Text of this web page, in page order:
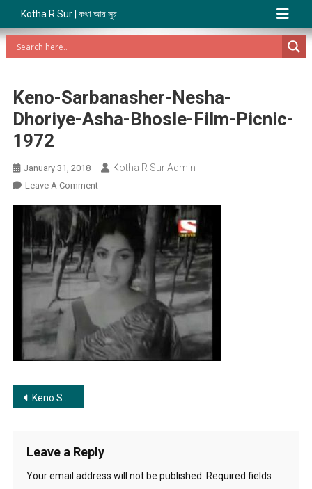
Kotha R Sur | কথা আর সুর
Keno-Sarbanasher-Nesha-
Dhoriye-Asha-Bhosle-Film-Picnic-
1972
January 31, 2018 Kotha R Sur Admin
Leave A CommentOn
Sarbanasher-
Nesha-
Dhoriye-
Bhosle-
1972
Post
Keno Sorbonuser Nesha Dhoria | কেন সর্বনাশের নেশা ধরিয়ে
Leave a Reply
Your email address will not be published.
Required fields